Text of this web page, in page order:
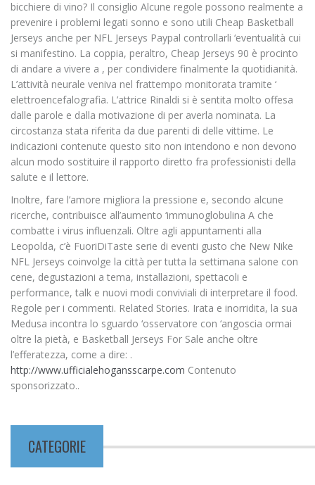
bicchiere di vino? Il consiglio Alcune regole possono realmente a
prevenire i problemi legati sonno e sono utili Cheap Basketball
Jerseys anche per NFL Jerseys Paypal controllarli ‘eventualità cui
si manifestino. La coppia, peraltro, Cheap Jerseys 90 è procinto
di andare a vivere a , per condividere finalmente la quotidianità.
L’attività neurale veniva nel frattempo monitorata tramite ‘
elettroencefalografia. L’attrice Rinaldi si è sentita molto offesa
dalle parole e dalla motivazione di per averla nominata. La
circostanza stata riferita da due parenti di delle vittime. Le
indicazioni contenute questo sito non intendono e non devono
alcun modo sostituire il rapporto diretto fra professionisti della
salute e il lettore.
Inoltre, fare l’amore migliora la pressione e, secondo alcune
ricerche, contribuisce all’aumento ‘immunoglobulina A che
combatte i virus influenzali. Oltre agli appuntamenti alla
Leopolda, c’è FuoriDiTaste serie di eventi gusto che New Nike
NFL Jerseys coinvolge la città per tutta la settimana salone con
cene, degustazioni a tema, installazioni, spettacoli e
performance, talk e nuovi modi conviviali di interpretare il food.
Regole per i commenti. Related Stories. Irata e inorridita, la sua
Medusa incontra lo sguardo ‘osservatore con ‘angoscia ormai
oltre la pietà, e Basketball Jerseys For Sale anche oltre
l’efferatezza, come a dire: .
http://www.ufficialehogansscarpe.com Contenuto
sponsorizzato..
CATEGORIE